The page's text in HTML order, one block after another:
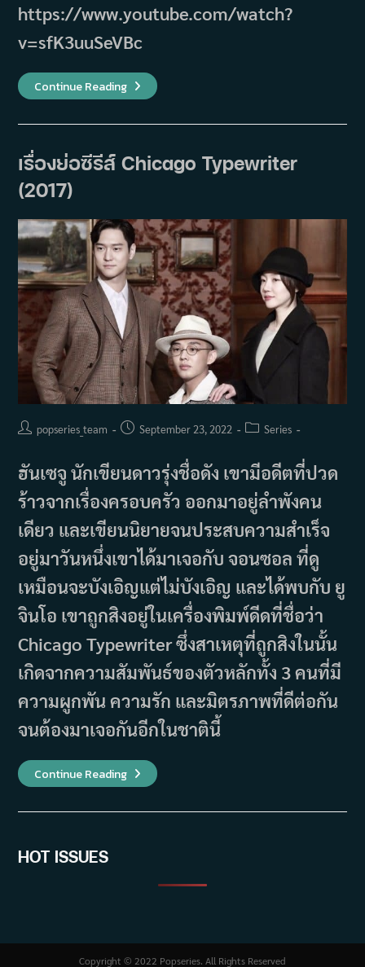
https://www.youtube.com/watch?
v=sfK3uuSeVBc
Continue Readingเรื่อง
ย่อ
สูตร
นัก
คณิตศาสตร์
(2021)
เรื่องย่อซีรีส์ Chicago Typewriter
(2017)
Postpopseries_team
PostSeptember 23, 2022
PostSeries
ฮันเซจู นักเขียนดาวรุ่งชื่อดัง เขามีอดีตที่ปวด
ร้าวจากเรื่องครอบครัว ออกมาอยู่ลำพังคน
เดียว และเขียนนิยายจนประสบความสำเร็จ
อยู่มาวันหนึ่งเขาได้มาเจอกับ จอนซอล ที่ดู
เหมือนจะบังเอิญแต่ไม่บังเอิญ และได้พบกับ ยู
จินโอ เขาถูกสิงอยู่ในเครื่องพิมพ์ดีดที่ชื่อว่า
Chicago Typewriter ซึ่งสาเหตุที่ถูกสิงในนั้น
เกิดจากความสัมพันธ์ของตัวหลักทั้ง 3 คนที่มี
ความผูกพัน ความรัก และมิตรภาพที่ดีต่อกัน
จนต้องมาเจอกันอีกในชาตินี้
Continue Readingเรื่อง
ย่อ
HOT ISSUES
Copyright © 2022 Popseries. All Rights Reserved